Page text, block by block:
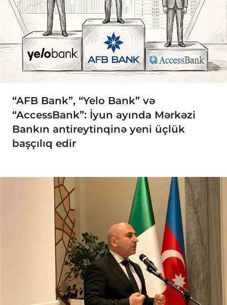
“AFB Bank”, “Yelo Bank” və
“AccessBank”: İyun ayında Mərkəzi
Bankın antireytinqinə yeni üçlük
başçılıq edir